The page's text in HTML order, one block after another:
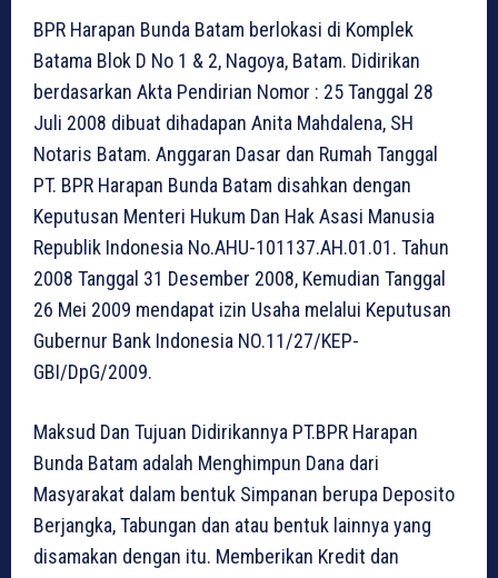
BPR Harapan Bunda Batam berlokasi di Komplek
Batama Blok D No 1 & 2, Nagoya, Batam. Didirikan
berdasarkan Akta Pendirian Nomor : 25 Tanggal 28
Juli 2008 dibuat dihadapan Anita Mahdalena, SH
Notaris Batam. Anggaran Dasar dan Rumah Tanggal
PT. BPR Harapan Bunda Batam disahkan dengan
Keputusan Menteri Hukum Dan Hak Asasi Manusia
Republik Indonesia No.AHU-101137.AH.01.01. Tahun
2008 Tanggal 31 Desember 2008, Kemudian Tanggal
26 Mei 2009 mendapat izin Usaha melalui Keputusan
Gubernur Bank Indonesia NO.11/27/KEP-
GBI/DpG/2009.
Maksud Dan Tujuan Didirikannya PT.BPR Harapan
Bunda Batam adalah Menghimpun Dana dari
Masyarakat dalam bentuk Simpanan berupa Deposito
Berjangka, Tabungan dan atau bentuk lainnya yang
disamakan dengan itu. Memberikan Kredit dan